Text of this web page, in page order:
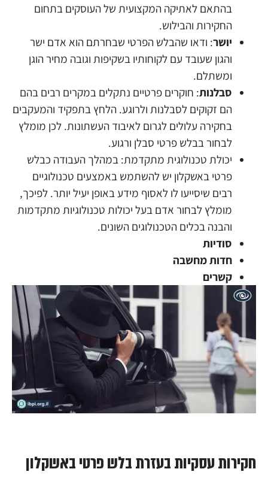
בהתאם לאתיקה המקצועית של העוסקים בתחום
החקירות והבילוש.
יושר: ודאו שהבלש הפרטי שבחרתם הוא אדם ישר
והגון שעובד עם לקוחותיו בשקיפות וגובה מחיר הוגן
ומשתלם.
סבלנות: חוקרים פרטיים נתקלים במקרים רבים בהם
הם זקוקים לסבלנות ולרוגע. הלחץ בתפקיד והמעקבים
בחקירה עלולים לגרום לאיבוד העשתונות. לכן מומלץ
לבחור בבלש פרטי סבלן ורגוע.
יכולת טכנולוגית מתקדמת: במהלך העבודה כבלש
פרטי באשקלון יש להשתמש באמצעים טכנולוגיים
רבים שיסייעו לו לאסוף מידע באופן יעיל יותר. לפיכך,
מומלץ לבחור אדם בעל יכולות טכנולוגיות מתקדמות
והבנה בכלים הטכנולוגים השונים.
סודיות
חדות מחשבה
קשרים
חקירות עסקיות בעזרת בלש פרטי באשקלון